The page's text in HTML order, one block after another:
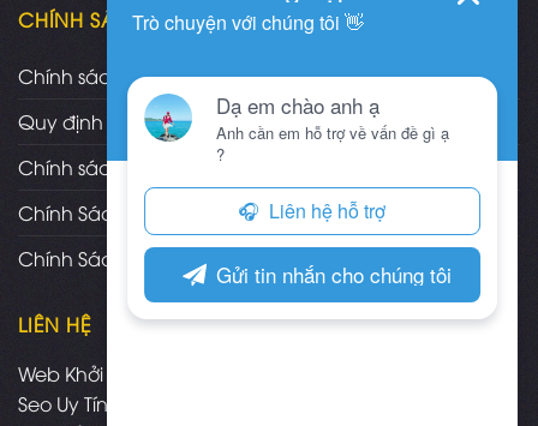
CHÍNH SÁCH
Chính sách và quy định chung
Quy định và hình thức thanh toán
Chính sách vận chuyển/giao nhận/cài đặt
Chính Sách Bảo Hành, Bảo Trì Theme
Chính Sách Đổi Trả, Hoàn Tiền Sản Phẩm
LIÊN HỆ
Web Khởi Nghiệp - Mua bán theme wordpress chuẩn
Seo Uy Tín